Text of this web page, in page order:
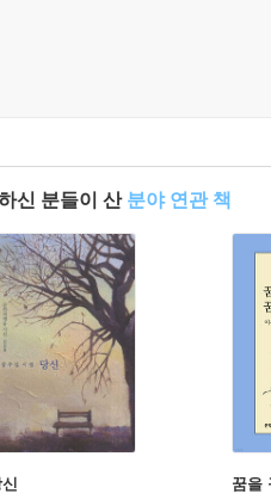
다시 태어날 때까지는
닥 질경이로
매달려
어디 개밥바라기별뿐이겠느냐
다
강에서」 중에서
장 아픈 상처
신 분들이 산 분야 연관 책
꿈을